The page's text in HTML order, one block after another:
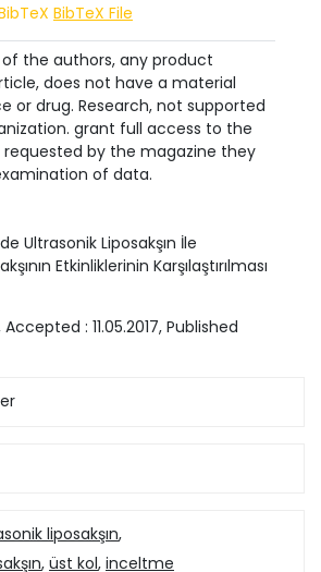
BibTeX File
of the authors, any product
does not have a material
or drug. Research, not supported
grant full access to the
by the magazine they
of data.
Ultrasonik Liposakşın İle
Etkinliklerinin Karşılaştırılması
Accepted : 11.05.2017, Published
liposakşın,
, üst kol, inceltme